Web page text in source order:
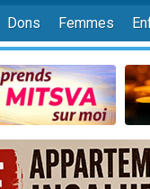
3 personnes viennent
13 personnes viennent de
2 personnes viennent de
30 personnes viennent
Il reste 49 places pour
12 nouvelles musiques
3 personnes viennent de
Dons Femmes